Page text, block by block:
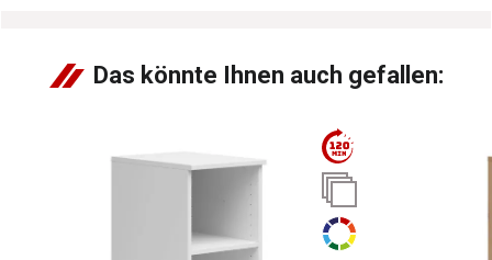
Das könnte Ihnen auch gefallen: